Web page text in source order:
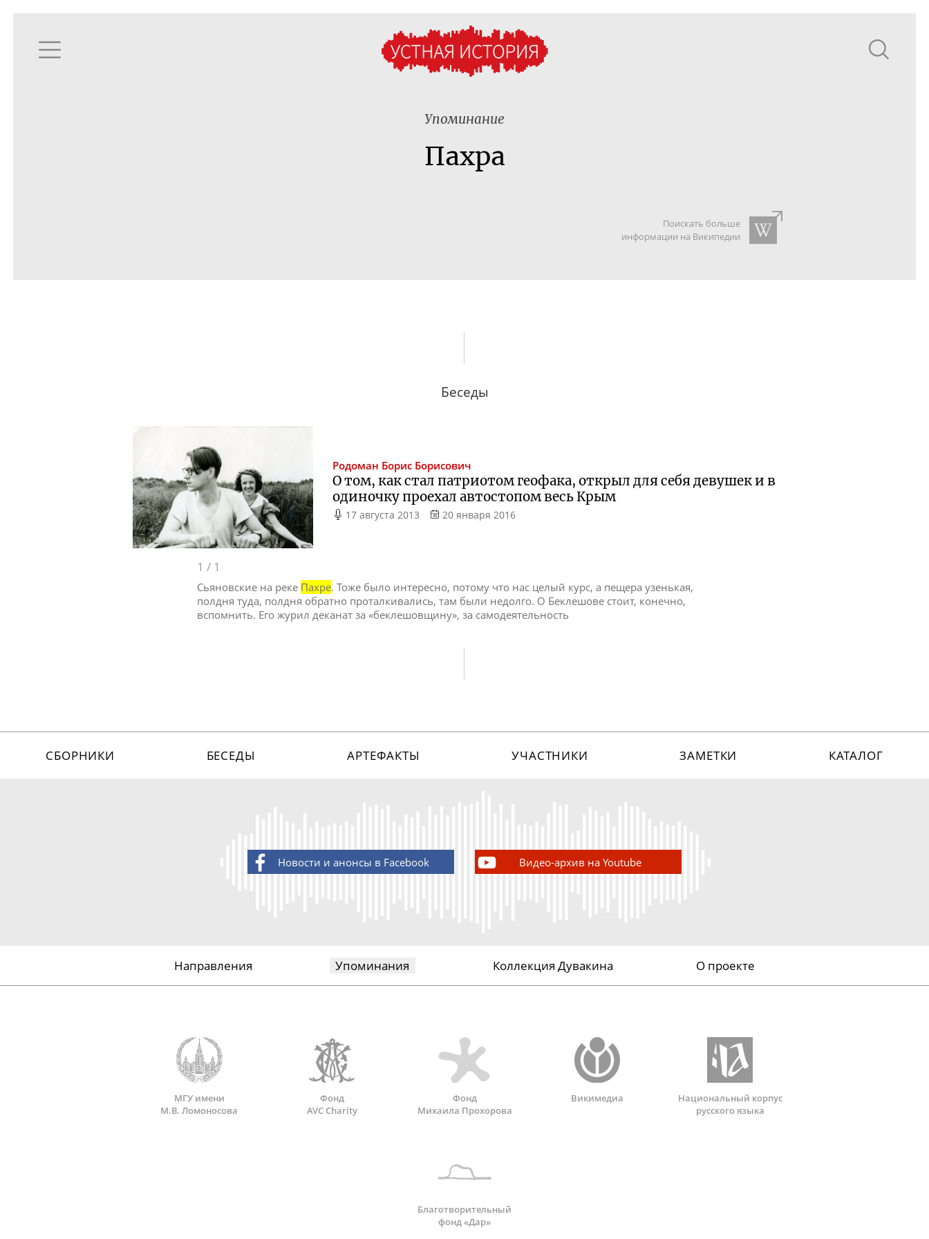
Упоминание
Пахра
Поискать больше
информации на Википедии
Беседы
Родоман Борис Борисович
О том, как стал патриотом геофака, открыл для себя девушек и в
одиночку проехал автостопом весь Крым
17 августа 2013 20 января 2016
1 / 1
Сьяновские на реке Пахре. Тоже было интересно, потому что нас целый курс, а пещера узенькая,
полдня туда, полдня обратно проталкивались, там были недолго. О Беклешове стоит, конечно,
вспомнить. Его журил деканат за «беклешовщину», за самодеятельность
СБОРНИКИ БЕСЕДЫ АРТЕФАКТЫ УЧАСТНИКИ ЗАМЕТКИ КАТАЛОГ
Новости и анонсы в Facebook Видео-архив на Youtube
Направления Упоминания Коллекция Дувакина О проекте
МГУ имени
М.В. Ломоносова
Фонд
AVC Charity
Фонд
Михаила Прохорова
Викимедиа
Национальный корпус
русского языка
Благотворительный
фонд «Дар»